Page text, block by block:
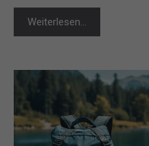
Weiterlesen…